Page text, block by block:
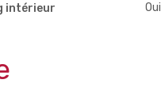
intérieur Oui